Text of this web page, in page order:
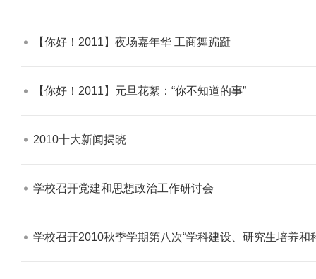
【你好！2011】夜场嘉年华 工商舞蹁跹​
【你好！2011】元旦花絮：“你不知道的事”​
2010十大新闻揭晓​
学校召开党建和思想政治工作研讨会​
学校召开2010秋季学期第八次“学科建设、研究生培养和